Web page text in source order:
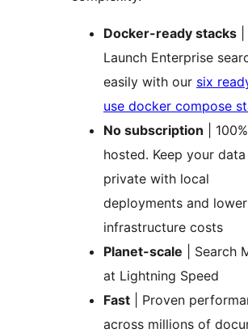
Docker-ready stacks
Launch Enterprise
easily with our six
use docker compose
No subscription |
hosted. Keep your data
private with local
deployments and lower
infrastructure costs
Planet-scale | Search
at Lightning Speed
Fast | Proven
across millions of